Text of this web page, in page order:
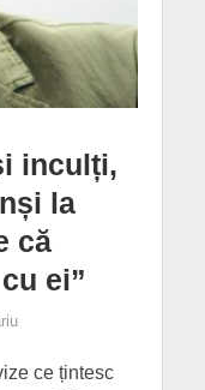
inculți,
la
că
ei”
ce țintesc